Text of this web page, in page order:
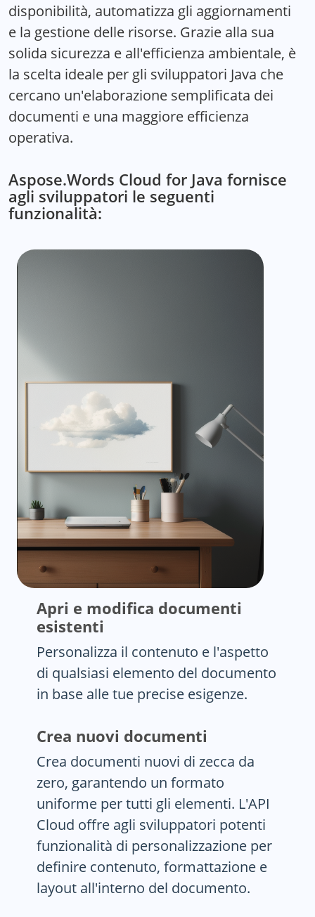
disponibilità, automatizza gli aggiornamenti
e la gestione delle risorse. Grazie alla sua
solida sicurezza e all'efficienza ambientale, è
la scelta ideale per gli sviluppatori Java che
cercano un'elaborazione semplificata dei
documenti e una maggiore efficienza
operativa.
Aspose.Words Cloud for Java fornisce
agli sviluppatori le seguenti
funzionalità:
Apri e modifica documenti
esistenti
Personalizza il contenuto e l'aspetto
di qualsiasi elemento del documento
in base alle tue precise esigenze.
Crea nuovi documenti
Crea documenti nuovi di zecca da
zero, garantendo un formato
uniforme per tutti gli elementi. L'API
Cloud offre agli sviluppatori potenti
funzionalità di personalizzazione per
definire contenuto, formattazione e
layout all'interno del documento.